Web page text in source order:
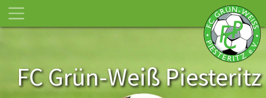
FC Grün-Weiß Piesteritz